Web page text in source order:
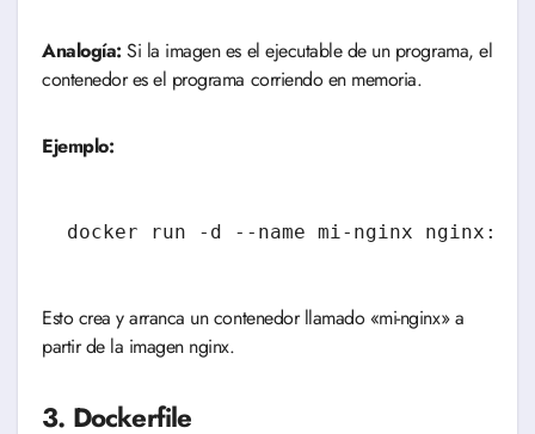
Analogía: Si la imagen es el ejecutable de un programa, el
contenedor es el programa corriendo en memoria.
Ejemplo:
Esto crea y arranca un contenedor llamado «mi-nginx» a
partir de la imagen nginx.
3. Dockerfile